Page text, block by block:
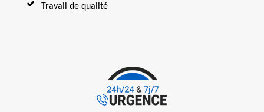
Travail de qualité